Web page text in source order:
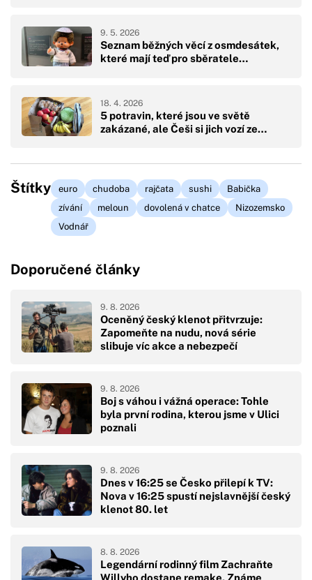
Seznam běžných věcí z osmdesátek,
které mají teď pro sběratele…
9. 5. 2026
5 potravin, které jsou ve světě
zakázané, ale Češi si jich vozí ze…
18. 4. 2026
Štítky euro chudoba rajčata sushi
Babička
zívání
meloun dovolená v chatce
Nizozemsko
Vodnář
Doporučené články
Oceněný český klenot přitvrzuje:
Zapomeňte na nudu, nová série
slibuje víc akce a nebezpečí
9. 8. 2026
Boj s váhou i vážná operace: Tohle
byla první rodina, kterou jsme v Ulici
poznali
9. 8. 2026
Dnes v 16:25 se Česko přilepí k TV:
Nova v 16:25 spustí nejslavnější český
klenot 80. let
9. 8. 2026
Legendární rodinný film Zachraňte
8. 8. 2026